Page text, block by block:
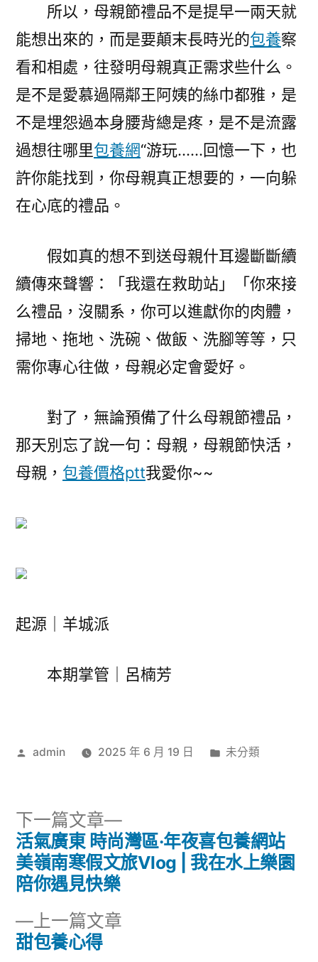
所以，母親節禮品不是提早一兩天就
能想出來的，而是要顛末長時光的包養察
看和相處，往發明母親真正需求些什么。
是不是愛慕過隔鄰王阿姨的絲巾都雅，是
不是埋怨過本身腰背總是疼，是不是流露
過想往哪里包養網“游玩……回憶一下，也
許你能找到，你母親真正想要的，一向躲
在心底的禮品。
假如真的想不到送母親什耳邊斷斷續
續傳來聲響：「我還在救助站」「你來接
么禮品，沒關系，你可以進獻你的肉體，
掃地、拖地、洗碗、做飯、洗腳等等，只
需你專心往做，母親必定會愛好。
對了，無論預備了什么母親節禮品，
那天別忘了說一句：母親，母親節快活，
母親， 包養價格ptt我愛你~~
起源｜羊城派
本期掌管｜呂楠芳
作
admin 2025 年 6 月 19 日
分
未分類
文
章
導
覽
上一篇文章
甜包養心得
下一篇文章
下
一
篇
活氣廣東 時尚灣區·年夜喜包養網站
美嶺南寒假文旅Vlog | 我在水上樂園
陪你遇見快樂